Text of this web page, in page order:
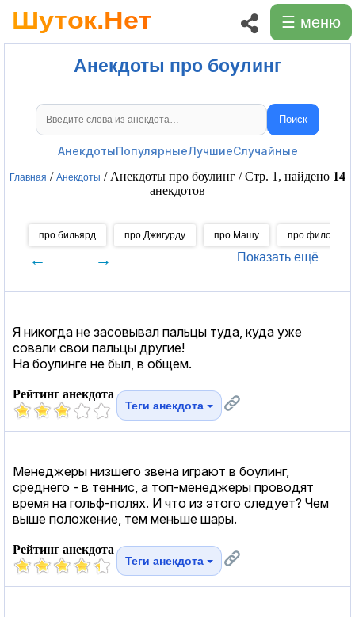
☰ меню
Анекдоты про боулинг
Поиск анекдотов Поиск
АнекдотыПопулярныеЛучшиеСлучайные
Главная / Анекдоты / Анекдоты про боулинг / Стр. 1, найдено 14
анекдотов
про бильярд про Джигурду про Машу про филологов
← → Показать ещё
Я никогда не засовывал пальцы туда, куда уже
совали свои пальцы другие!
На боулинге не был, в общем.
Рейтинг анекдота
Теги анекдота
Менеджеры низшего звена играют в боулинг,
среднего - в теннис, а топ-менеджеры проводят
время на гольф-полях. И что из этого следует? Чем
выше положение, тем меньше шары.
Рейтинг анекдота
Теги анекдота